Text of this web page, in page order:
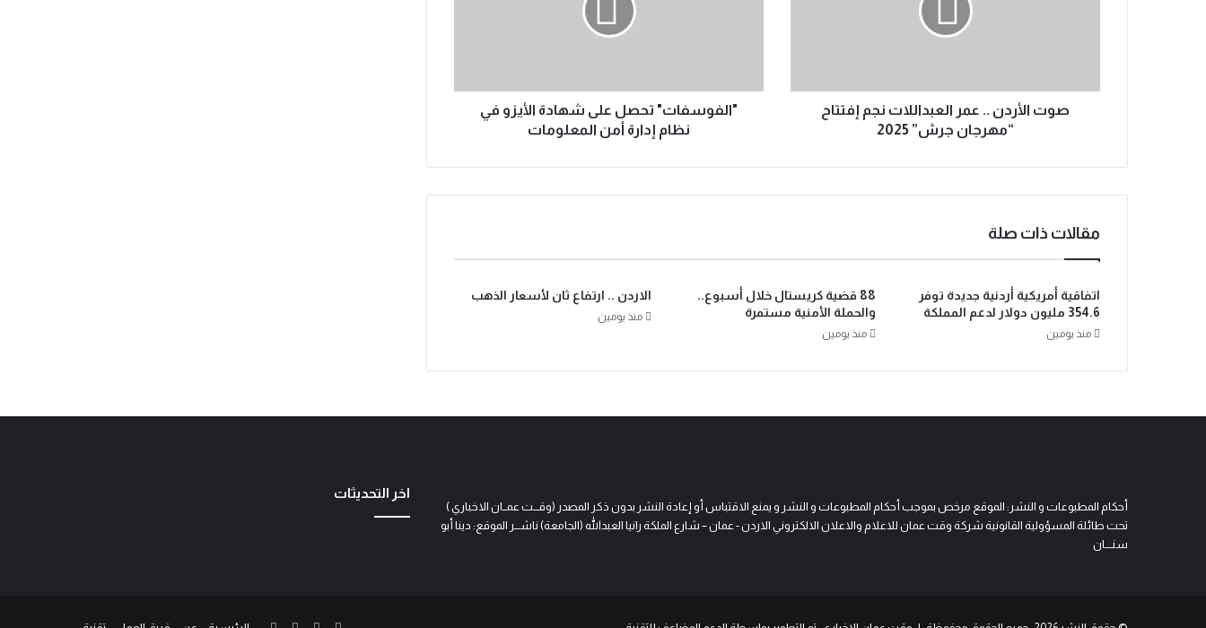
صوت الأردن .. عمر العبداللات نجم إفتتاح
“مهرجان جرش” 2025
"الفوسفات" تحصل على شهادة الأيزو في
نظام إدارة أمن المعلومات
مقالات ذات صلة
اتفاقية أمريكية أردنية جديدة توفر
354.6 مليون دولار لدعم المملكة
منذ يومين
88 قضية كريستال خلال أسبوع..
والحملة الأمنية مستمرة
منذ يومين
الاردن .. ارتفاع ثان لأسعار الذهب
منذ يومين
أحكام المطبوعات و النشر: الموقع مرخص بموجب أحكام المطبوعات و النشر و يمنع الاقتباس أو إعادة النشر بدون ذكر المصدر (وقـــت عمــان الاخباري )
تحت طائلة المسؤولية القانونية شركة وقت عمان للاعلام والاعلان الالكتروني الاردن - عمان – شارع الملكة رانيا العبدالله (الجامعة) ناشـــر الموقع: دينا أبو
سنــــان
اخر التحديثات